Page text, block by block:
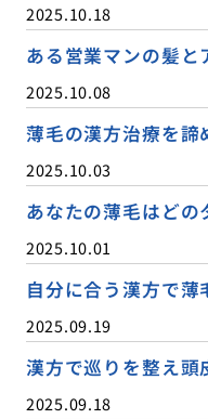
2025.10.18
ある営業マンの髪と
2025.10.08
薄毛の漢方治療を諦
2025.10.03
あなたの薄毛はど
2025.10.01
自分に合う漢方で薄
2025.09.19
漢方で巡りを整え頭
2025.09.18